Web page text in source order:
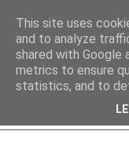
This site uses
and to analyze
shared with Google
metrics to ensure
statistics, and to